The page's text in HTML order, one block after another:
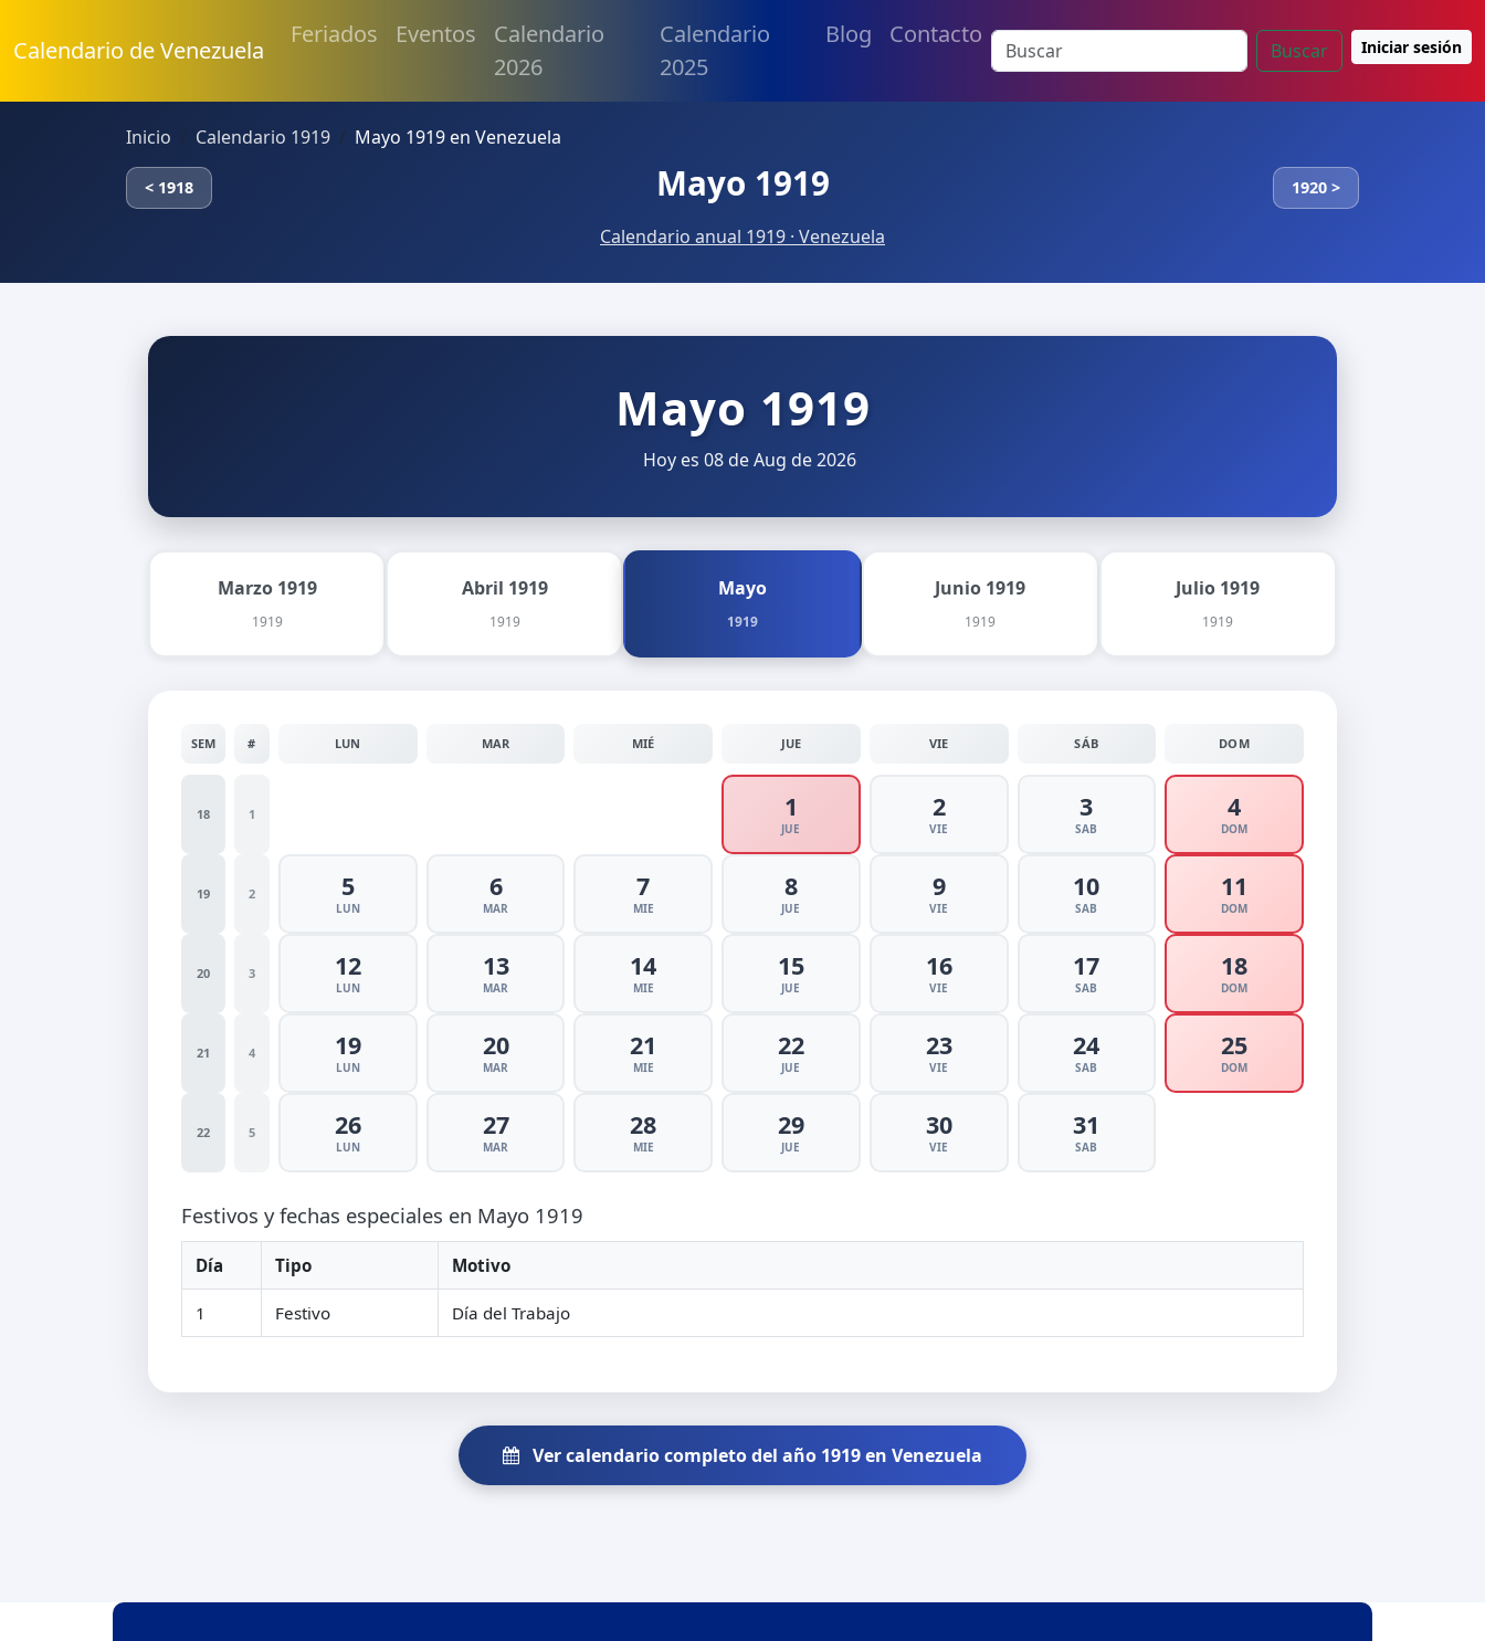
Calendario de Venezuela
Feriados Eventos
Calendario
2026
Calendario
2025
Blog Contacto
Buscar Iniciar sesión
Inicio Calendario 1919 Mayo 1919 en Venezuela
< 1918 Mayo 1919 1920 >
Calendario anual 1919 · Venezuela
Mayo 1919
Hoy es 08 de Aug de 2026
Marzo 1919
1919
Abril 1919
1919
Mayo
1919
Junio 1919
1919
Julio 1919
1919
SEM # LUN MAR MIÉ JUE VIE SÁB DOM
18 1 1
JUE
2
VIE
3
SAB
4
DOM
19 2 5
LUN
6
MAR
7
MIE
8
JUE
9
VIE
10
SAB
11
DOM
20 3 12
LUN
13
MAR
14
MIE
15
JUE
16
VIE
17
SAB
18
DOM
21 4 19
LUN
20
MAR
21
MIE
22
JUE
23
VIE
24
SAB
25
DOM
22 5 26
LUN
27
MAR
28
MIE
29
JUE
30
VIE
31
SAB
Festivos y fechas especiales en Mayo 1919
Día Tipo Motivo
1 Festivo Día del Trabajo
Ver calendario completo del año 1919 en Venezuela